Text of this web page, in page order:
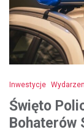
Inwestycje
Święto
Bohaterów